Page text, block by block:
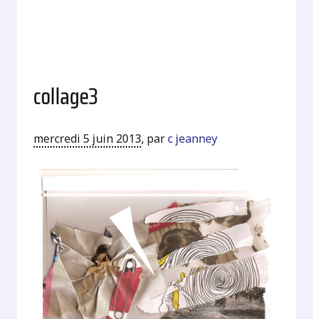
collage3
mercredi 5 juin 2013, parc jeanney